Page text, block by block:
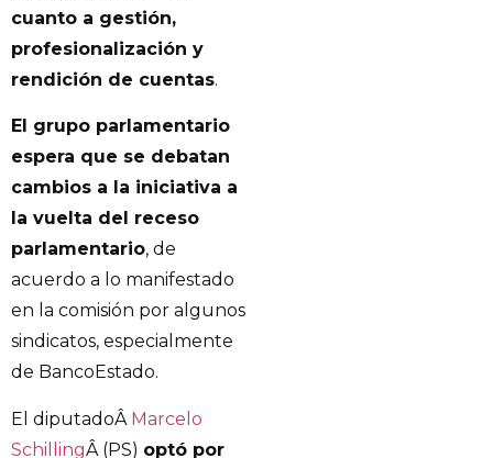
cuanto a gestión,
profesionalización y
rendición de cuentas.
El grupo parlamentario
espera que se debatan
cambios a la iniciativa a
la vuelta del receso
parlamentario, de
acuerdo a lo manifestado
en la comisión por algunos
sindicatos, especialmente
de BancoEstado.
El diputadoÂ Marcelo
SchillingÂ (PS) optó por